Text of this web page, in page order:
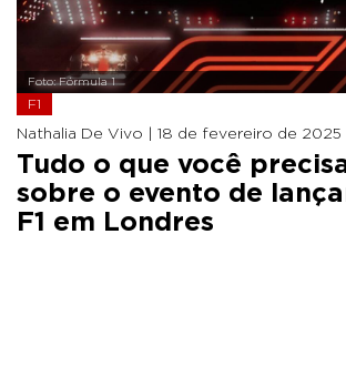
Foto: Fórmula 1
F1
Nathalia De Vivo | 18 de fevereiro de
Tudo o que você
sobre o evento de
F1 em Londres